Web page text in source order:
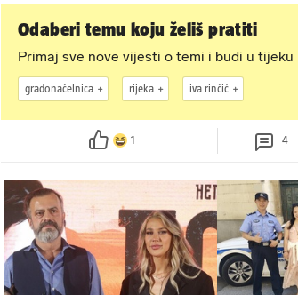
Odaberi temu koju želiš pratiti
Primaj sve nove vijesti o temi i budi u tijeku
gradonačelnica rijeka iva rinčić
1 4